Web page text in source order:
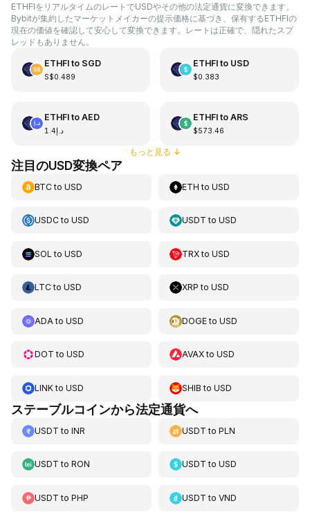
ETHFIをリアルタイムのレートでUSDやその他の法定通貨に変換できます。
Bybitが集約したマーケットメイカーの提示価格に基づき、保有するETHFIの
現在の価値を確認して安心して変換できます。レートは正確で、隠れたスプ
レッドもありません。
ETHFIto SGD
S$0.489
ETHFIto USD
$0.383
ETHFIto AED
د.إ1.4
ETHFIto ARS
$573.46
もっと見る ↓
注目のUSD変換ペア
BTCto USD ETH toUSD
USDCto USD USDT toUSD
SOL to USD TRXtoUSD
LTCto USD XRP toUSD
ADA to USD DOGEtoUSD
DOT to USD AVAXtoUSD
LINKto USD SHIB toUSD
ステーブルコインから法定通貨へ
USDT to INR USDT toPLN
USDT to RON USDT toUSD
USDT to PHP USDT toVND